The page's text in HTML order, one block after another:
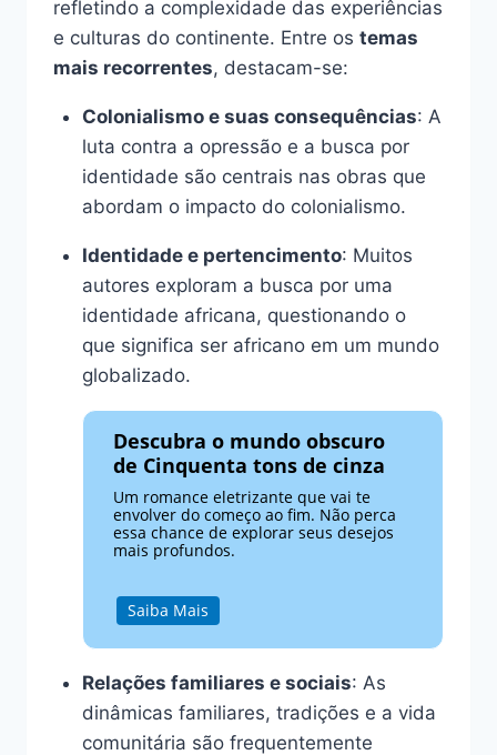
refletindo a complexidade das experiências
e culturas do continente. Entre os temas
mais recorrentes, destacam-se:
Colonialismo e suas consequências: A
luta contra a opressão e a busca por
identidade são centrais nas obras que
abordam o impacto do colonialismo.
Identidade e pertencimento: Muitos
autores exploram a busca por uma
identidade africana, questionando o
que significa ser africano em um mundo
globalizado.
Descubra o mundo obscuro
de Cinquenta tons de cinza
Um romance eletrizante que vai te
envolver do começo ao fim. Não perca
essa chance de explorar seus desejos
mais profundos.
Saiba Mais
Relações familiares e sociais: As
dinâmicas familiares, tradições e a vida
comunitária são frequentemente